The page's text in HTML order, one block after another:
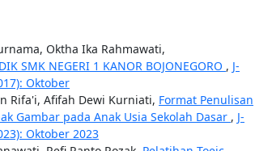
Oktha Ika Rahmawati,
SMK NEGERI 1 KANOR BOJONEGORO , J-
Oktober
Rifa'i, Afifah Dewi Kurniati, Format Penulisan
Gambar pada Anak Usia Sekolah Dasar , J-
Oktober 2023